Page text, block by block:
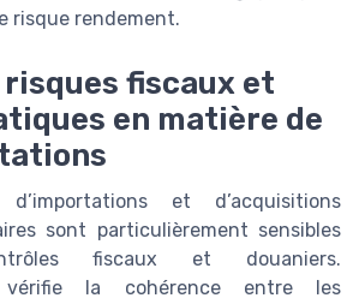
risque rendement.
fiscaux et
en matière de
et d’acquisitions
sont particulièrement sensibles
fiscaux et douaniers.
vérifie la cohérence entre les